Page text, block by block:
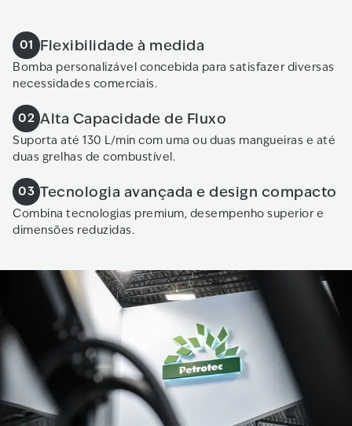
01 Flexibilidade à medida
Bomba personalizável concebida para satisfazer diversas
necessidades comerciais.
02 Alta Capacidade de Fluxo
Suporta até 130 L/min com uma ou duas mangueiras e até
duas grelhas de combustível.
03 Tecnologia avançada e design compacto
Combina tecnologias premium, desempenho superior e
dimensões reduzidas.